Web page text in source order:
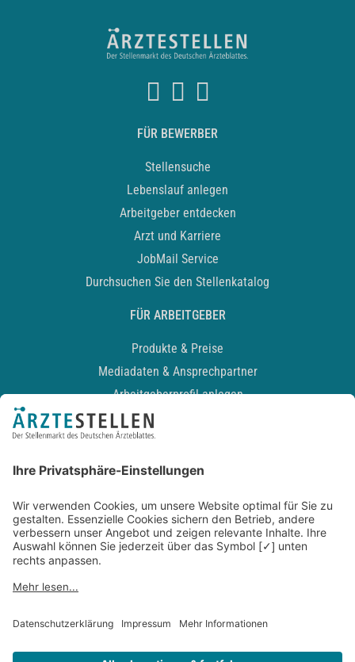
FÜR BEWERBER
Stellensuche
Lebenslauf anlegen
Arbeitgeber entdecken
Arzt und Karriere
JobMail Service
Durchsuchen Sie den Stellenkatalog
FÜR ARBEITGEBER
Produkte & Preise
Mediadaten & Ansprechpartner
Arbeitgeberprofil anlegen
Recruiting-Podcast
Kontakt
Datenschutz
Newsletter